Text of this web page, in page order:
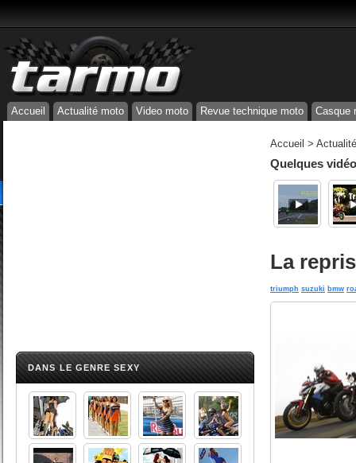
Accueil Actualité moto Video moto Revue technique moto Casque
DANS LE GENRE SEXY
Accueil >
Quelques
La
triumph suzuki bmw